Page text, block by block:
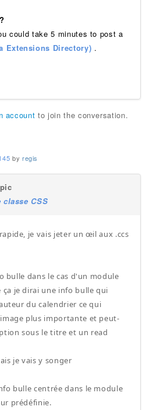
could take 5 minutes to post a
Extensions Directory) .
account to join the conversation.
by regis
CSS
je vais jeter un œil aux .ccs
bulle dans le cas d'un module
ça je dirai une info bulle qui
du calendrier ce qui
plus importante et peut-
sous le titre et un read
je vais y songer
bulle centrée dans le module
prédéfinie.